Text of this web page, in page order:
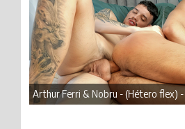
Arthur Ferri & Nobru - (Hétero flex) -